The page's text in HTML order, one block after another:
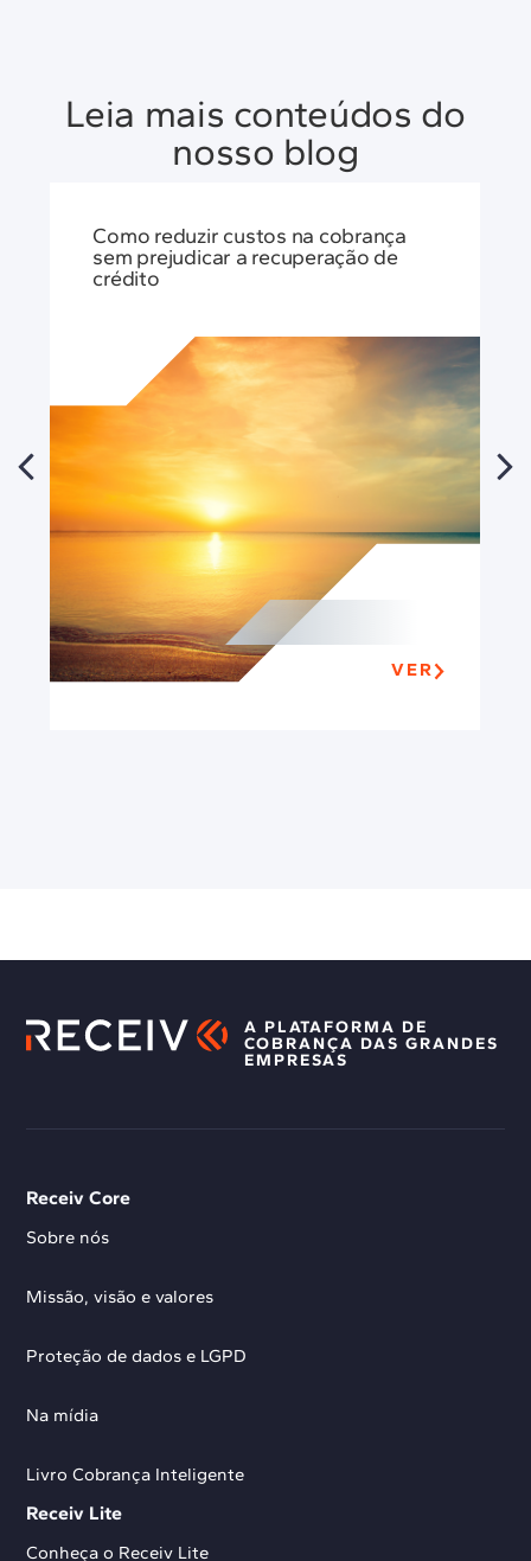
Leia mais conteúdos do
nosso blog
Como reduzir custos na cobrança
sem prejudicar a recuperação de
crédito
VER
A PLATAFORMA DE
COBRANÇA DAS GRANDES
EMPRESAS
Receiv Core
Sobre nós
Missão, visão e valores
Proteção de dados e LGPD
Na mídia
Livro Cobrança Inteligente
Receiv Lite
Conheça o Receiv Lite